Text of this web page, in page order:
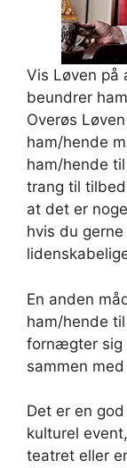
Vis Løven på
beundrer
Overøs
ham/hende
ham/hende
trang til
at det er
hvis du
En anden
ham/hende
fornægter sig
sammen
Det er en
kulturel
teatret eller